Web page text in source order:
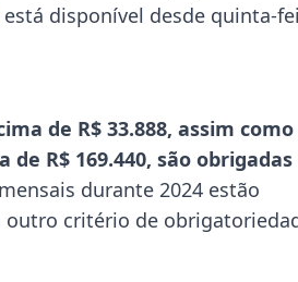
está disponível desde quinta-
de R$ 33.888, assim como
R$ 169.440, são obrigadas
durante 2024 estão
outro critério de